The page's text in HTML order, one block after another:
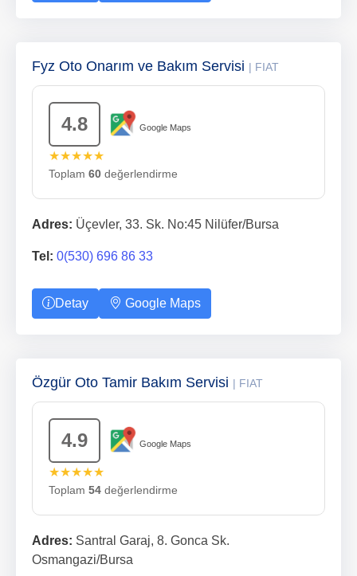
Fyz Oto Onarım ve Bakım Servisi | FIAT
4.8 Google Maps
★★★★★
Toplam 60 değerlendirme
Adres: Üçevler, 33. Sk. No:45 Nilüfer/Bursa
Tel: 0(530) 696 86 33
Detay Google Maps
Özgür Oto Tamir Bakım Servisi | FIAT
4.9 Google Maps
★★★★★
Toplam 54 değerlendirme
Adres: Santral Garaj, 8. Gonca Sk.
Osmangazi/Bursa